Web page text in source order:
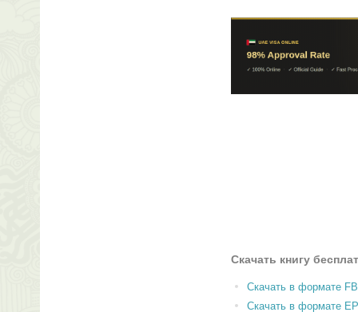
Скачать книгу
Скачать в формате
Скачать в формате